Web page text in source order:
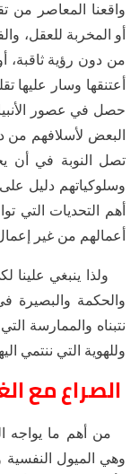
واقعنا المعاصر من
أو المخربة للعقل،
من دون رؤية ثاقبة،
أعتنقها وسار عليها
حصل في عصور
البعض لأسلافهم من
تصل النوبة في أن
وسلوكياتهم دليل
أهم التحديات التي
أعمالهم من غير
ولذا ينبغي علينا
والحكمة والبصيرة
نتبناه والممارسة
وللهوية التي ننتمي
الصراع مع
من أهم ما يواجه
وهي الميول النفسية